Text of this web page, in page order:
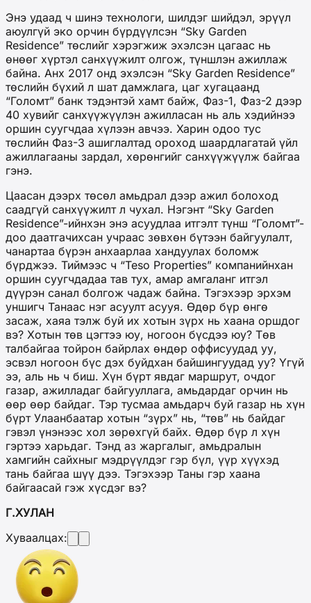
Энэ удаад ч шинэ технологи, шилдэг шийдэл, эрүүл
аюулгүй эко орчин бүрдүүлсэн “Sky Garden
Residence” төслийг хэрэгжиж эхэлсэн цагаас нь
өнөөг хүртэл санхүүжилт олгож, түншлэн ажиллаж
байна. Анх 2017 онд эхэлсэн “Sky Garden Residence”
төслийн бүхий л шат дамжлага, цаг хугацаанд
“Голомт” банк тэдэнтэй хамт байж, Фаз-1, Фаз-2 дээр
40 хувийг санхүүжүүлэн ажилласан нь аль хэдийнээ
оршин суугчдаа хүлээн авчээ. Харин одоо тус
төслийн Фаз-3 ашиглалтад ороход шаардлагатай үйл
ажиллагааны зардал, хөрөнгийг санхүүжүүлж байгаа
гэнэ.
Цаасан дээрх төсөл амьдрал дээр ажил болоход
саадгүй санхүүжилт л чухал. Нэгэнт “Sky Garden
Residence”-ийнхэн энэ асуудлаа итгэлт түнш “Голомт”-
доо даатгачихсан учраас зөвхөн бүтээн байгуулалт,
чанартаа бүрэн анхаарлаа хандуулах боломж
бүрджээ. Тиймээс ч “Teso Properties” компанийнхан
оршин суугчдадаа тав тух, амар амгаланг итгэл
дүүрэн санал болгож чадаж байна. Тэгэхээр эрхэм
уншигч Танаас нэг асуулт асууя. Өдөр бүр өнгө
засаж, хаяа тэлж буй их хотын зүрх нь хаана оршдог
вэ? Хотын төв цэгтээ юу, ногоон бүсдээ юу? Төв
талбайгаа тойрон байрлах өндөр оффисуудад уу,
эсвэл ногоон бүс дэх буйдхан байшингуудад уу? Үгүй
ээ, аль нь ч биш. Хүн бүрт явдаг маршрут, очдог
газар, ажилладаг байгууллага, амьдардаг орчин нь
өөр өөр байдаг. Тэр тусмаа амьдарч буй газар нь хүн
бүрт Улаанбаатар хотын “зүрх” нь, “төв” нь байдаг
гэвэл үнэнээс хол зөрөхгүй байх. Өдөр бүр л хүн
гэртээ харьдаг. Тэнд аз жаргалыг, амьдралын
хамгийн сайхныг мэдрүүлдэг гэр бүл, үүр хүүхэд
тань байгаа шүү дээ. Тэгэхээр Таны гэр хаана
байгаасай гэж хүсдэг вэ?
Г.ХУЛАН
Хуваалцах: